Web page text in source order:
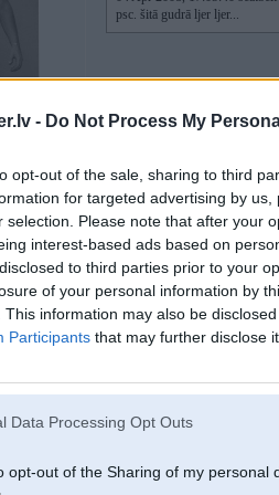
- Do Not Process My
opt-out of the sale, sharing to third
for targeted advertising by
selection. Please note that after your
interest-based ads based on
to third parties prior to your
of your personal information by
This information may also be
Participants that may further disclose
Data Processing Opt Outs
opt-out of the Sharing of my personal
psc. šitā gudrā ljer ljer...
04. Apr 2008, 17:24
nezinu, kur jūs raujat tās gudrās
Ls 2 (apmēram), ar kura palīdzību
no zilām džinsām utml.).